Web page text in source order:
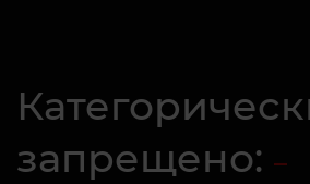
запрещено: